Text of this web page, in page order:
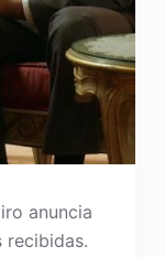
anuncia
recibidas.